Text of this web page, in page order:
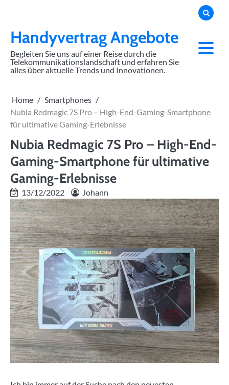
contentHandyvertrag Angebote
Begleiten Sie uns auf einer Reise durch die
Telekommunikationslandschaft und erfahren Sie
alles über aktuelle Trends und Innovationen.
Home
Smartphones
Nubia Redmagic 7S Pro – High-End-Gaming-Smartphone
für ultimative Gaming-Erlebnisse
Nubia Redmagic 7S Pro – High-End-
Gaming-Smartphone für ultimative
Gaming-Erlebnisse
13/12/2022 Johann